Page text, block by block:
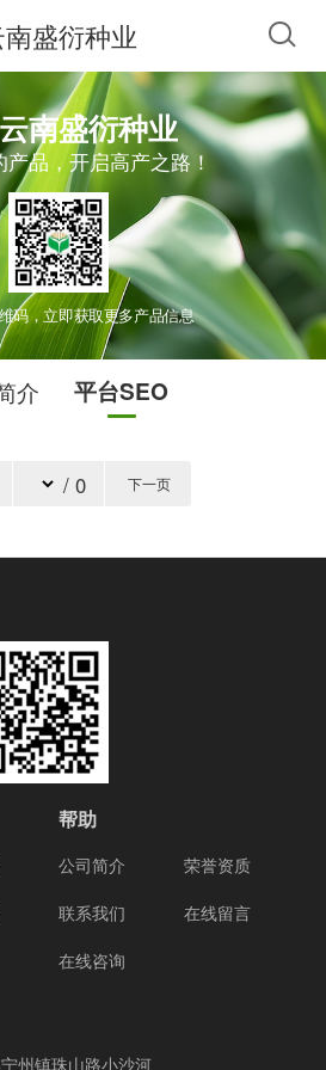
盛衍种业
南盛衍种业
产品，开启高产之路！
码，立即获取更多产品信息
介 平台SEO
/ 0 下一页
帮助
公司简介
荣誉资质
联系我们
在线留言
在线咨询
州镇珠山路小沙河